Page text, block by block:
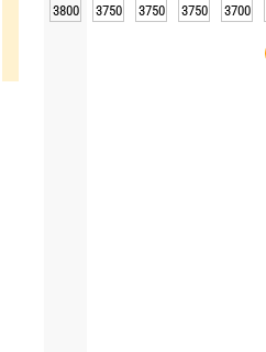
3800
3750 3750 3750 3700